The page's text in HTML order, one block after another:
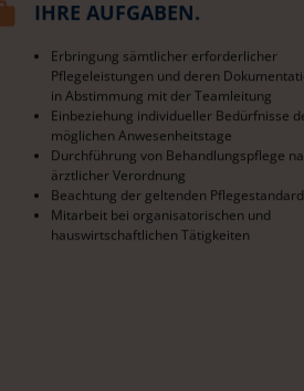
IHRE AUFGABEN.
Erbringung sämtlicher erforderlicher
Pflegeleistungen und deren
in Abstimmung mit der Teamleitung
Einbeziehung individueller Bedürfnisse
möglichen Anwesenheitstage
Durchführung von Behandlungspflege
ärztlicher Verordnung
Beachtung der geltenden
Mitarbeit bei organisatorischen und
hauswirtschaftlichen Tätigkeiten